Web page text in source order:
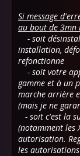
Si message
au bout de 3mn
- soit
installation,
refonctionne
- soit votre
gamme et à un
marche arrière
(mais je ne
- soit c'est la
(notamment les
autorisation.
les autorisations